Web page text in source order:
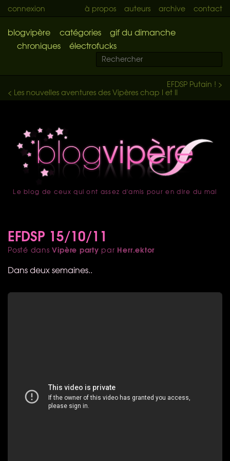
connexion à propos auteurs archive contact
blogvipère catégories
gif du dimanche
chroniques
électrofucks
EFDSP Putain ! >
< Les nouvelles aventures des Vipères chap I et II
accueil
Le blog de ceux qui ont assez d'amis pour en dire du mal
EFDSP 15/10/11
Posté dansVipère party par Herr.ektor
Dans deux semaines..